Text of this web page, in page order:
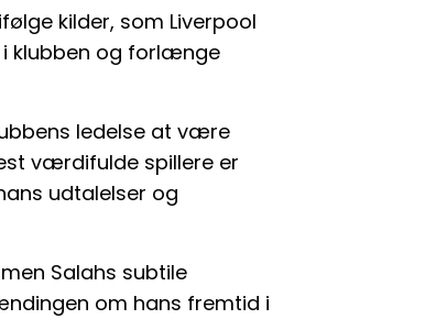
kilder, som Liverpool
i klubben og forlænge
ledelse at være
værdifulde spillere er
udtalelser og
Salahs subtile
om hans fremtid i